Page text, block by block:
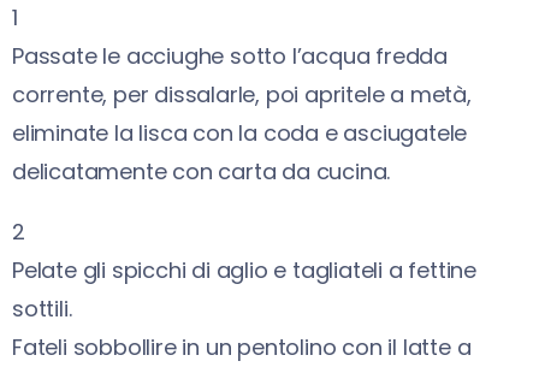
1
Passate le acciughe sotto l’acqua fredda
corrente, per dissalarle, poi apritele a metà,
eliminate la lisca con la coda e asciugatele
delicatamente con carta da cucina.
2
Pelate gli spicchi di aglio e tagliateli a fettine
sottili.
Fateli sobbollire in un pentolino con il latte a